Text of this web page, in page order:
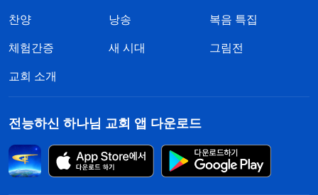
찬양 낭송 복음 특집
체험간증 새 시대 그림전
교회 소개
전능하신 하나님 교회 앱 다운로드